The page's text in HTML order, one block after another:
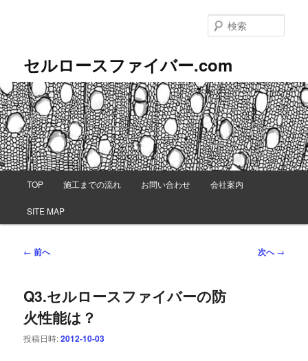
ン
ツ
へ
移
動
セルロースファイバー.com
索
TOP 施工までの流れ お問い合わせ 会社案内
SITE MAP
投
ビ
ゲ
ー
シ
← 前へ 次へ→
Q3.セルロースファイバーの防
火性能は？
投稿日時:2012-10-03